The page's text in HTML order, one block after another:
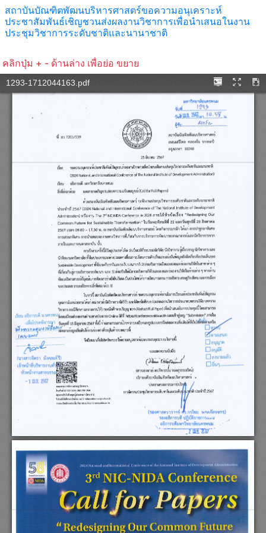
สถาบันบัณฑิตพัฒนบริหารศาสตร์ขอความอนุเคราะห์
ประชาสัมพันธ์เชิญชวนส่งผลงานวิชาการเพื่อนำเสนอในงาน
ประชุมวิชาการระดับชาติและนานาชาติ
คลิกปุ่ม + - ด้านล่าง เพื่อย่อ ขยาย